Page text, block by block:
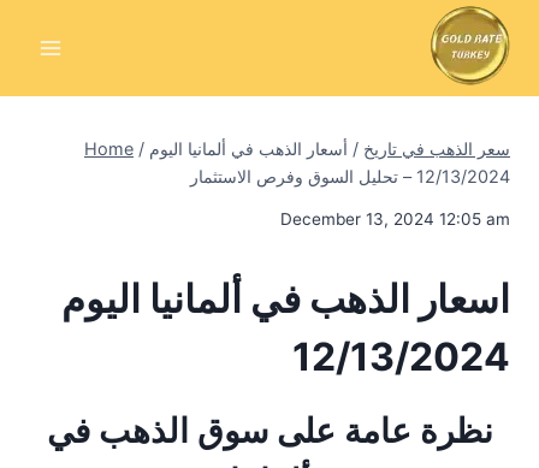
Home / سعر الذهب في تاريخ / أسعار الذهب في ألمانيا اليوم
12/13/2024 – تحليل السوق وفرص الاستثمار
December 13, 2024 12:05 am
اسعار الذهب في ألمانيا اليوم
12/13/2024
نظرة عامة على سوق الذهب في